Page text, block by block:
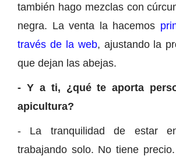
también hago mezclas con
negra. La venta la hacemos
través de la web, ajustando la
que dejan las abejas.
- Y a ti, ¿qué te aporta
apicultura?
- La tranquilidad de estar
trabajando solo. No tiene